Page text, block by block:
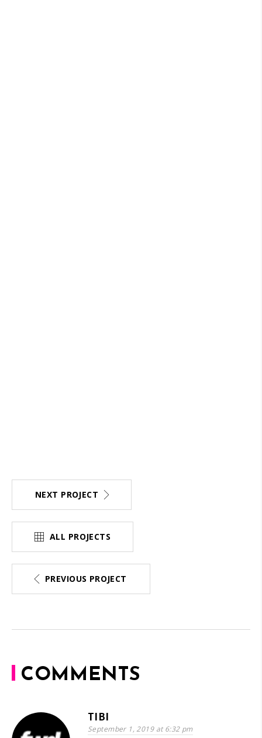
NEXT PROJECT
ALL PROJECTS
PREVIOUS PROJECT
COMMENTS
TIBI
September 1, 2019 at 6:32 pm